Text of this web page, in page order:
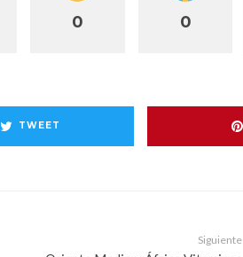
0 0
TWEET
Siguiente